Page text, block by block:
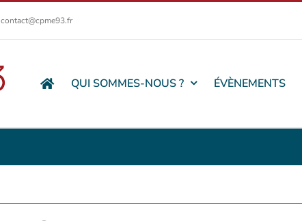
contact@cpme93.fr
QUI SOMMES-NOUS ? ÉVÈNEMENTS